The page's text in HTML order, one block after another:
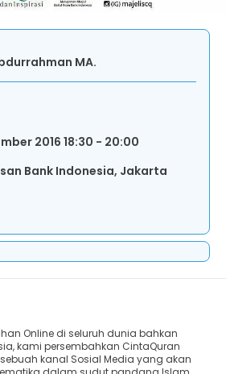
MA.
2016 18:30 - 20:00
Bank Indonesia, Jakarta
Online di seluruh dunia bahkan
kami persembahkan CintaQuran
kanal Sosial Media yang akan